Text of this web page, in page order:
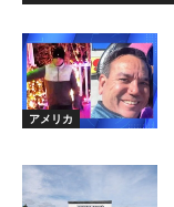
アメリカ